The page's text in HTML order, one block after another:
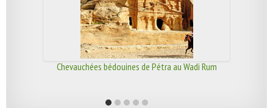
Chevauchées bédouines de Pétra au Wadi Rum